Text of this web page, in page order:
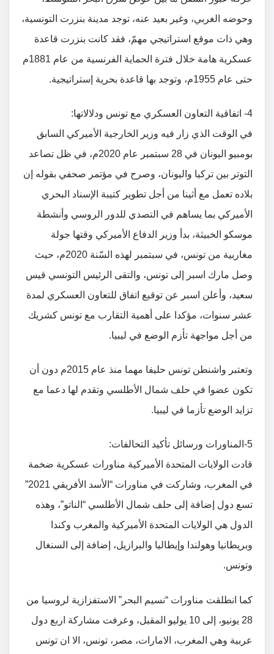
وحوضه الغربي، وغير بعيد عنه، توجد مدينة بنزرت التونسية،
وهي ذات موقع استراتيجي مهمّ، فقد كانت بنزرت قاعدة
عسكرية هامة خلال فترة الحماية الفرنسية من عام 1881م
حتى عام 1955م، وتوجد بها قاعدة بحرية إستراتيجية.
4- اتفاقية التعاون العسكري مع تونس ودلالاتها:
في الوقت الذي زار فيه وزير الخارجية الأميركي السابق
بومبيو اليونان في 28 سبتمبر عام 2020م، في ظل تصاعد
التوتر بين تركيا واليونان، وصرح في مؤتمر صحفي بقوله إن
بلاده تعمل مع أثينا من أجل تطوير كتيبة الإسناد البحري
الأميركي بما يساهم في التصدي للدور الروسي وأنشطة
موسكو الخبيثة، بدأ وزير الدفاع الأميركي وقتها جولة
مغاربية من تونس، في سبتمبر لهذه السّنة 2020م، حيث
وصل مارك اسبر إلى تونس، والتقى الرئيس التونسي قيس
سعيد، وأعلن اسبر عن توقيع اتفاق للتعاون العسكري لمدة
عشر سنوات، مؤكدا على أهمية التقارب مع تونس كشريك
من أجل مواجهة تأزم الوضع في ليبيا.
وتعتبر واشنطن تونس حليفا مهما منذ عام 2015م دون أن
تكون عضوا في حلف شمال الأطلسي وتقدم لها دعما مع
تزايد الوضع تأزما في ليبيا.
5-المناورات ورسائل تأكيد التحالفات:
قادت الولايات المتحدة الأميركية مناورات عسكرية ضخمة
في المغرب، وشاركت في مناورات “الأسد الأفريقي 2021”
تسع دول إضافة إلى حلف شمال الأطلسي “الناتو”، وهذه
الدول هي الولايات المتحدة الأميركية والمغرب وكندا
وبريطانيا وهولندا وإيطاليا والبرازيل، إضافة إلى السنغال
وتونس.
كما انطلقت مناورات “نسيم البحر” الاستفزازية لروسيا من
28 يونيو، إلى 10 يوليو المقبل، وعرفت مشاركة اربع دول
عربية وهي المغرب، الامارات، مصر، تونس، الا ان تونس